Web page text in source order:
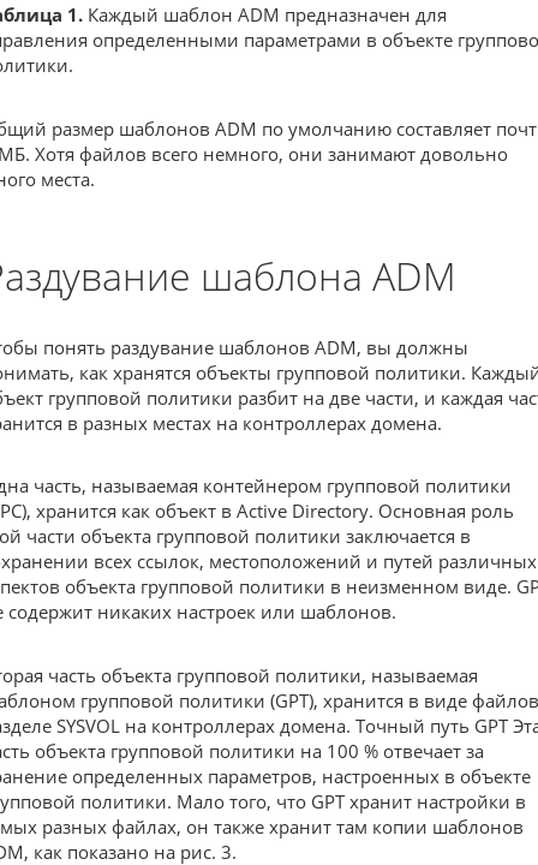
1. Каждый шаблон ADM предназначен для
определенными параметрами в объекте
размер шаблонов ADM по умолчанию составляет
Хотя файлов всего немного, они занимают довольно
места.
шаблона ADM
понять раздувание шаблонов ADM, вы должны
как хранятся объекты групповой политики.
групповой политики разбит на две части, и каждая
в разных местах на контроллерах домена.
часть, называемая контейнером групповой политики
хранится как объект в Active Directory. Основная роль
части объекта групповой политики заключается в
всех ссылок, местоположений и путей различных
объекта групповой политики в неизменном виде.
содержит никаких настроек или шаблонов.
часть объекта групповой политики, называемая
групповой политики (GPT), хранится в виде
SYSVOL на контроллерах домена. Точный путь GPT
объекта групповой политики на 100 % отвечает за
определенных параметров, настроенных в объекте
политики. Мало того, что GPT хранит настройки в
разных файлах, он также хранит там копии шаблонов
как показано на рис. 3.